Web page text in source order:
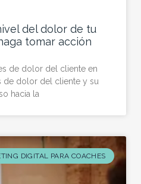
del dolor de tu
tomar acción
de dolor del cliente en
de dolor del cliente y su
hacia la
DIGITAL PARA COACHES